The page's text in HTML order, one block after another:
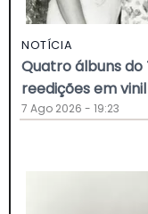
NOTÍCIA
Quatro álbuns
reedições em
7 Ago 2026 - 19:23